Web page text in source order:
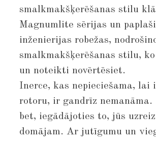
smalkmakšķerēšanas stilu
Magnumlite sērijas un
inženierijas robežas,
smalkmakšķerēšanas stilu,
un noteikti novērtēsiet.
Inerce, kas nepieciešama, lai
rotoru, ir gandrīz
bet, iegādājoties to, jūs
domājam. Ar jutīgumu un